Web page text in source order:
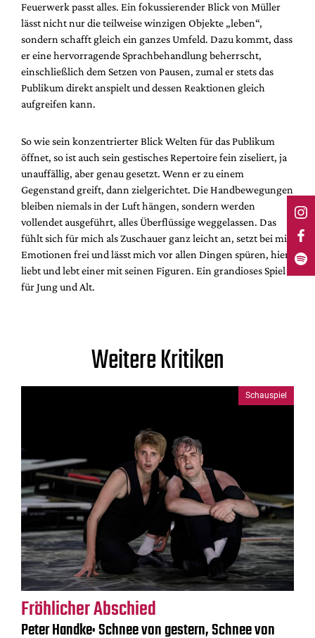
Feuerwerk passt alles. Ein fokussierender Blick von Müller
lässt nicht nur die teilweise winzigen Objekte „leben“,
sondern schafft gleich ein ganzes Umfeld. Dazu kommt, dass
er eine hervorragende Sprachbehandlung beherrscht,
einschließlich dem Setzen von Pausen, zumal er stets das
Publikum direkt anspielt und dessen Reaktionen gleich
aufgreifen kann.
So wie sein konzentrierter Blick Welten für das Publikum
öffnet, so ist auch sein gestisches Repertoire fein ziseliert, ja
unauffällig, aber genau gesetzt. Wenn er zu einem
Gegenstand greift, dann zielgerichtet. Die Handbewegungen
bleiben niemals in der Luft hängen, sondern werden
vollendet ausgeführt, alles Überflüssige weggelassen. Das
fühlt sich für mich als Zuschauer ganz leicht an, setzt bei mir
Emotionen frei und lässt mich vor allen Dingen spüren, hier
liebt und lebt einer mit seinen Figuren. Ein grandioses Spiel
für Jung und Alt.
Weitere Kritiken
Schauspiel
Fröhlicher Abschied
Peter Handke: Schnee von gestern, Schnee von